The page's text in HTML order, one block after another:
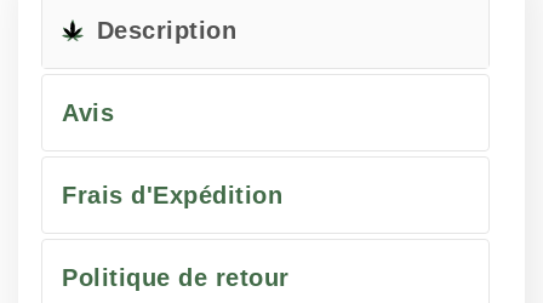
Description
Avis
Frais d'Expédition
Politique de retour